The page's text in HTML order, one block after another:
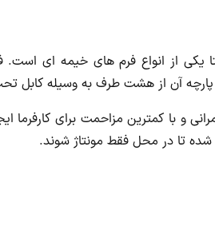
یکی از انواع فرم های خیمه ای است.
پارچه آن از هشت طرف به وسیله
و با کمترین مزاحمت برای
تا در محل فقط مونتاژ شوند.